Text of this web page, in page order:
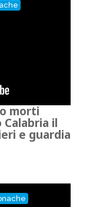
morti
il
e guardia